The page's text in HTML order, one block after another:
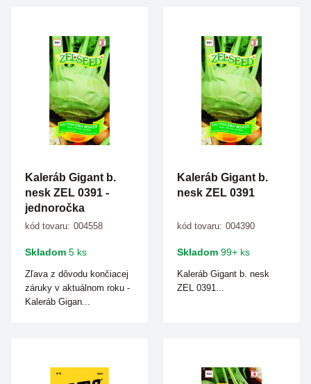
Kaleráb Gigant b.
nesk ZEL 0391 -
jednoročka
kód tovaru: 004558
Skladom 5 ks
Zľava z dôvodu končiacej
záruky v aktuálnom roku -
Kaleráb Gigan...
Kaleráb Gigant b.
nesk ZEL 0391
kód tovaru: 004390
Skladom 99+ ks
Kaleráb Gigant b. nesk
ZEL 0391...